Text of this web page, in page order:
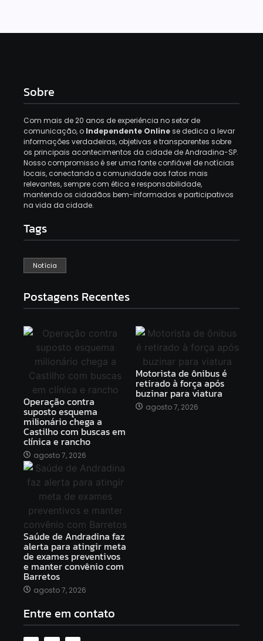
Sobre
Com mais de 20 anos de experiência no setor de
comunicação, o Independente Onlinese dedica a levar
informações verdadeiras, objetivas e transparentes sobre
os principais acontecimentos da cidade de Andradina-SP.
Nosso compromisso é ser uma fonte confiável de notícias
locais, conectando a comunidade aos fatos mais
relevantes, sempre com ética e responsabilidade,
mantendo os cidadãos bem-informados e participativos
na vida da cidade.
Tags
Notícia
Postagens Recentes
Operação contra
suposto esquema
milionário chega a
Castilho com buscas em
clínica e rancho
agosto 7, 2026
Motorista de ônibus é
retirado à força após
buzinar para viatura
agosto 7, 2026
Saúde de Andradina faz
alerta para atingir meta
de exames preventivos
e manter convênio com
Barretos
agosto 7, 2026
Entre em contato